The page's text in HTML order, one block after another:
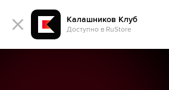
Калашников Клуб
Доступно в RuStore